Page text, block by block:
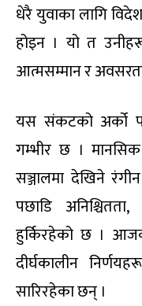
धेरै युवाका लागि
होइन । यो त
आत्मसम्मान र
यस संकटको अर्को
गम्भीर छ ।
सञ्जालमा देखिने
पछाडि
हुर्किरहेको छ ।
दीर्घकालीन
सारिरहेका छन् ।